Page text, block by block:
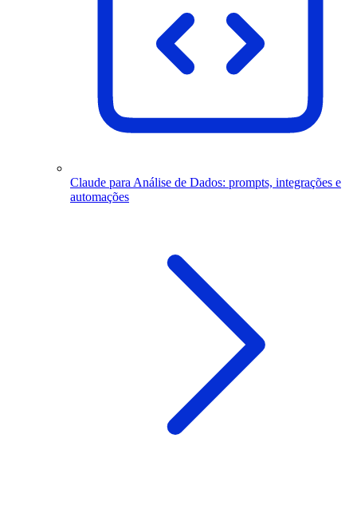
Claude para Análise de Dados: prompts, integrações e
automações